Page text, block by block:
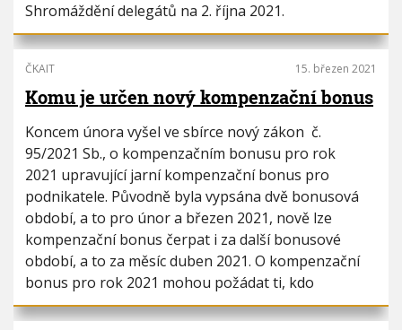
Shromáždění delegátů na 2. října 2021.
ČKAIT 15. březen 2021
Komu je určen nový kompenzační bonus
Koncem února vyšel ve sbírce nový zákon č.
95/2021 Sb., o kompenzačním bonusu pro rok
2021 upravující jarní kompenzační bonus pro
podnikatele. Původně byla vypsána dvě bonusová
období, a to pro únor a březen 2021, nově lze
kompenzační bonus čerpat i za další bonusové
období, a to za měsíc duben 2021. O kompenzační
bonus pro rok 2021 mohou požádat ti, kdo